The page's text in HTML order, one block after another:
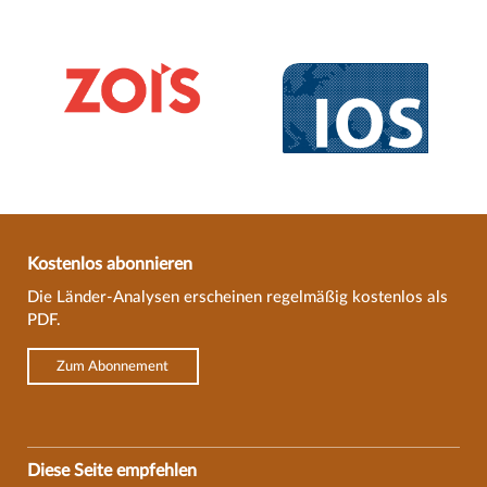
Kostenlos abonnieren
Die Länder-Analysen erscheinen regelmäßig kostenlos als
PDF.
Zum Abonnement
Diese Seite empfehlen